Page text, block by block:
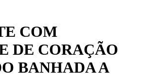
COM
DE CORAÇÃO
BANHADA A